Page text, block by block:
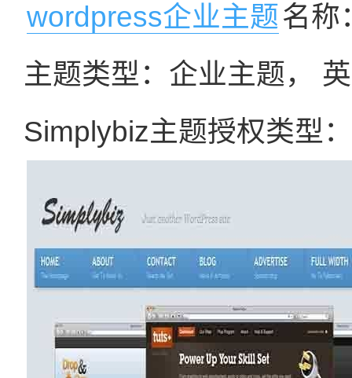
wordpress企业主题名称
主题类型：企业主题，
Simplybiz主题授权类型